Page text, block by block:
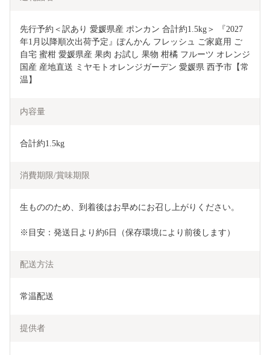
先行予約＜訳あり 愛媛県産 ポンカン 合計約1.5kg＞ 『2027
年1月以降順次出荷予定』ぽんかん フレッシュ ご家庭用 ご
自宅 蜜柑 愛媛県産 果肉 お試し 果物 柑橘 フルーツ オレンジ
国産 産地直送 ミヤモトオレンジガーデン 愛媛県 西予市【常
温】
内容量
合計約1.5kg
消費期限/賞味期限
生もののため、到着後はお早めにお召し上がりください。
※目安：発送日より約6日（保存環境により前後します）
配送方法
常温配送
提供者